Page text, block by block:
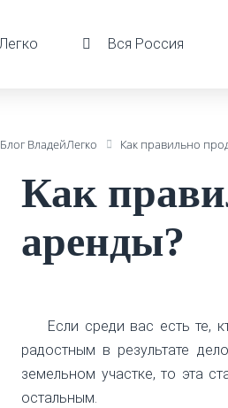
Вся Россия
Блог ВладейЛегко Как правильно
Как
аренды?
Если среди вас есть те,
радостным в результате
земельном участке, то эта
остальным.